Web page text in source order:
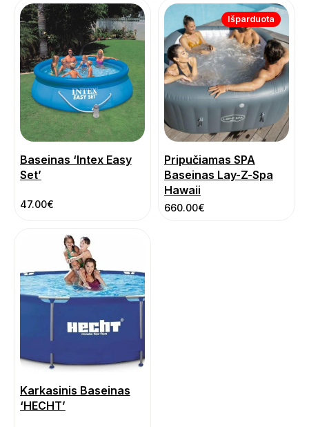
Baseinas ‘Intex Easy
Set’
47.00€
Pripučiamas SPA
Baseinas Lay-Z-Spa
Hawaii
660.00€
Išparduota
Karkasinis Baseinas
‘HECHT’